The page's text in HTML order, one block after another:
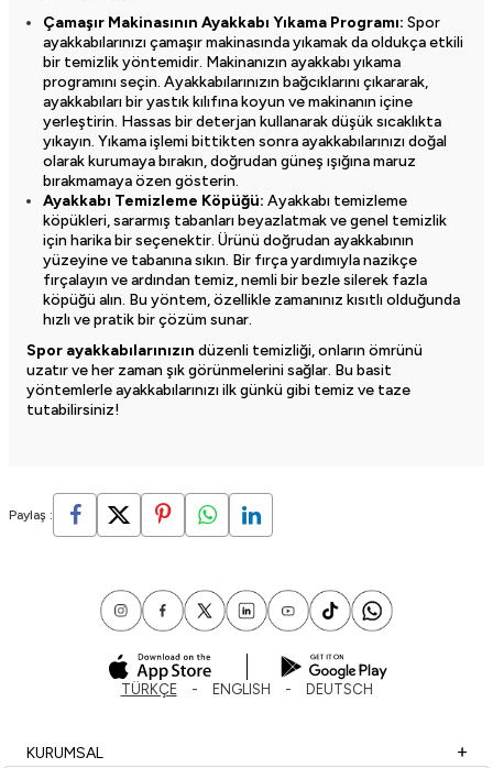
Çamaşır Makinasının Ayakkabı Yıkama Programı: Spor
ayakkabılarınızı çamaşır makinasında yıkamak da oldukça etkili
bir temizlik yöntemidir. Makinanızın ayakkabı yıkama
programını seçin. Ayakkabılarınızın bağcıklarını çıkararak,
ayakkabıları bir yastık kılıfına koyun ve makinanın içine
yerleştirin. Hassas bir deterjan kullanarak düşük sıcaklıkta
yıkayın. Yıkama işlemi bittikten sonra ayakkabılarınızı doğal
olarak kurumaya bırakın, doğrudan güneş ışığına maruz
bırakmamaya özen gösterin.
Ayakkabı Temizleme Köpüğü: Ayakkabı temizleme
köpükleri, sararmış tabanları beyazlatmak ve genel temizlik
için harika bir seçenektir. Ürünü doğrudan ayakkabının
yüzeyine ve tabanına sıkın. Bir fırça yardımıyla nazikçe
fırçalayın ve ardından temiz, nemli bir bezle silerek fazla
köpüğü alın. Bu yöntem, özellikle zamanınız kısıtlı olduğunda
hızlı ve pratik bir çözüm sunar.
Spor ayakkabılarınızın düzenli temizliği, onların ömrünü
uzatır ve her zaman şık görünmelerini sağlar. Bu basit
yöntemlerle ayakkabılarınızı ilk günkü gibi temiz ve taze
tutabilirsiniz!
Paylaş :
TÜRKÇE ENGLISH DEUTSCH
KURUMSAL